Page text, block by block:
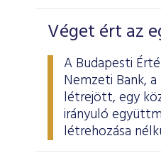
Véget ért az
A Budapesti
Nemzeti Bank,
létrejött, egy
irányuló
létrehozása